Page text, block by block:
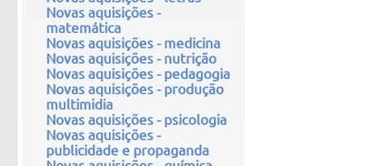
Novas aquisições -
matemática
Novas aquisições - medicina
Novas aquisições - nutrição
Novas aquisições - pedagogia
Novas aquisições - produção
multimidia
Novas aquisições - psicologia
Novas aquisições -
publicidade e propaganda